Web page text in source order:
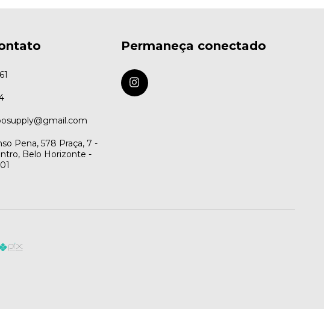
Pena, 578 Praça, 7 -
Belo Horizonte -
Permaneça conectado